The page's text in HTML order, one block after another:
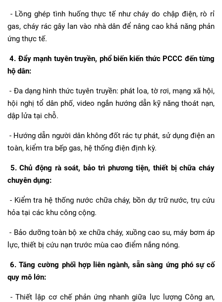
- Lồng ghép tình huống thực tế như cháy do chập điện, rò rỉ
gas, cháy rác gây lan vào nhà dân để nâng cao khả năng phản
ứng thực tế.
4. Đẩy mạnh tuyên truyền, phổ biến kiến thức PCCC đến từng
hộ dân:
- Đa dạng hình thức tuyên truyền: phát loa, tờ rơi, mạng xã hội,
hội nghị tổ dân phố, video ngắn hướng dẫn kỹ năng thoát nạn,
dập lửa tại chỗ.
- Hướng dẫn người dân không đốt rác tự phát, sử dụng điện an
toàn, kiểm tra bếp gas, hệ thống điện định kỳ.
5. Chủ động rà soát, bảo trì phương tiện, thiết bị chữa cháy
chuyên dụng:
- Kiểm tra hệ thống nước chữa cháy, bồn dự trữ nước, trụ cứu
hỏa tại các khu công cộng.
- Bảo dưỡng toàn bộ xe chữa cháy, xuồng cao su, máy bơm áp
lực, thiết bị cứu nạn trước mùa cao điểm nắng nóng.
6. Tăng cường phối hợp liên ngành, sẵn sàng ứng phó sự cố
quy mô lớn:
- Thiết lập cơ chế phản ứng nhanh giữa lực lượng Công an,